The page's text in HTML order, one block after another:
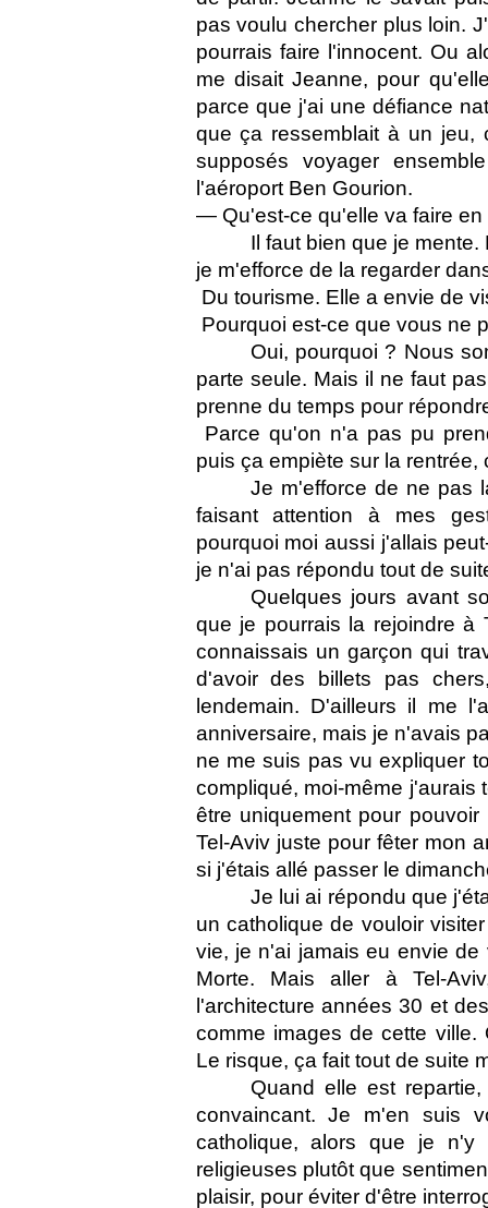
pas voulu chercher plus loin.
pourrais faire l'innocent. Ou
me disait Jeanne, pour
parce que j'ai une défiance
que ça ressemblait à un jeu,
supposés voyager
l'aéroport Ben Gourion.
— Qu'est-ce qu'elle va faire en
Il faut bien que je
je m'efforce de la regarder
 Du tourisme. Elle a envie de
 Pourquoi est-ce que vous ne
Oui, pourquoi ? Nous
parte seule. Mais il ne faut
prenne du temps pour
 Parce qu'on n'a pas pu
puis ça empiète sur la
Je m'efforce de ne pas
faisant attention à mes
pourquoi moi aussi j'allais
je n'ai pas répondu tout de
Quelques jours avant
que je pourrais la rejoindre à
connaissais un garçon qui
d'avoir des billets pas
lendemain. D'ailleurs il me
anniversaire, mais je n'avais
ne me suis pas vu expliquer
compliqué, moi-même j'aurais
être uniquement pour
Tel-Aviv juste pour fêter mon
si j'étais allé passer le
Je lui ai répondu que
un catholique de vouloir
vie, je n'ai jamais eu envie
Morte. Mais aller à Tel-
l'architecture années 30 et
comme images de cette
Le risque, ça fait tout de suite
Quand elle est
convaincant. Je m'en suis
catholique, alors que je n'y
religieuses plutôt que
plaisir, pour éviter d'être